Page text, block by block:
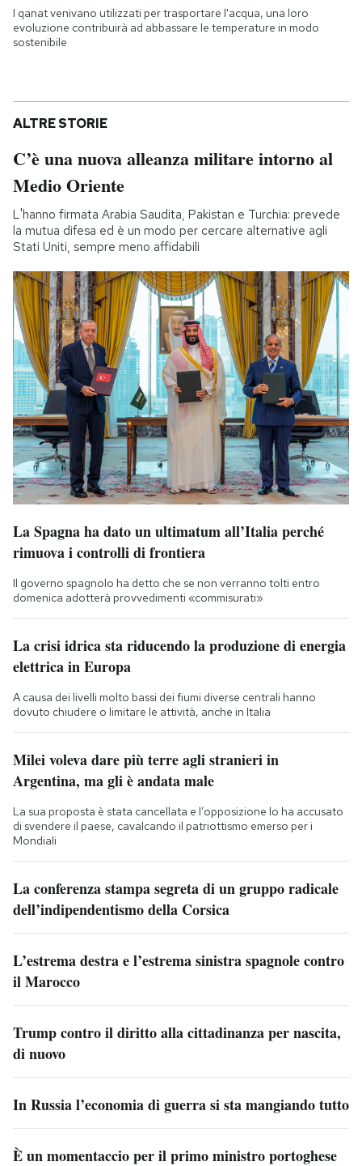
I qanat venivano utilizzati per trasportare l'acqua, una loro
evoluzione contribuirà ad abbassare le temperature in modo
sostenibile
ALTRE STORIE
C’è una nuova alleanza militare intorno al
Medio Oriente
L'hanno firmata Arabia Saudita, Pakistan e Turchia: prevede
la mutua difesa ed è un modo per cercare alternative agli
Stati Uniti, sempre meno affidabili
La Spagna ha dato un ultimatum all’Italia perché
rimuova i controlli di frontiera
Il governo spagnolo ha detto che se non verranno tolti entro
domenica adotterà provvedimenti «commisurati»
La crisi idrica sta riducendo la produzione di energia
elettrica in Europa
A causa dei livelli molto bassi dei fiumi diverse centrali hanno
dovuto chiudere o limitare le attività, anche in Italia
Milei voleva dare più terre agli stranieri in
Argentina, ma gli è andata male
La sua proposta è stata cancellata e l’opposizione lo ha accusato
di svendere il paese, cavalcando il patriottismo emerso per i
Mondiali
La conferenza stampa segreta di un gruppo radicale
dell’indipendentismo della Corsica
L’estrema destra e l’estrema sinistra spagnole contro
il Marocco
Trump contro il diritto alla cittadinanza per nascita,
di nuovo
In Russia l’economia di guerra si sta mangiando tutto
È un momentaccio per il primo ministro portoghese